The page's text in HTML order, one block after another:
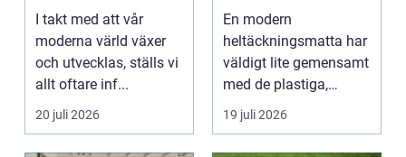
infrastruktur
I takt med att vår
moderna värld växer
och utvecklas, ställs vi
allt oftare inf...
20 juli 2026
hem och kontor
En modern
heltäckningsmatta har
väldigt lite gemensamt
med de plastiga,
svårstädade
varianterna mång...
19 juli 2026